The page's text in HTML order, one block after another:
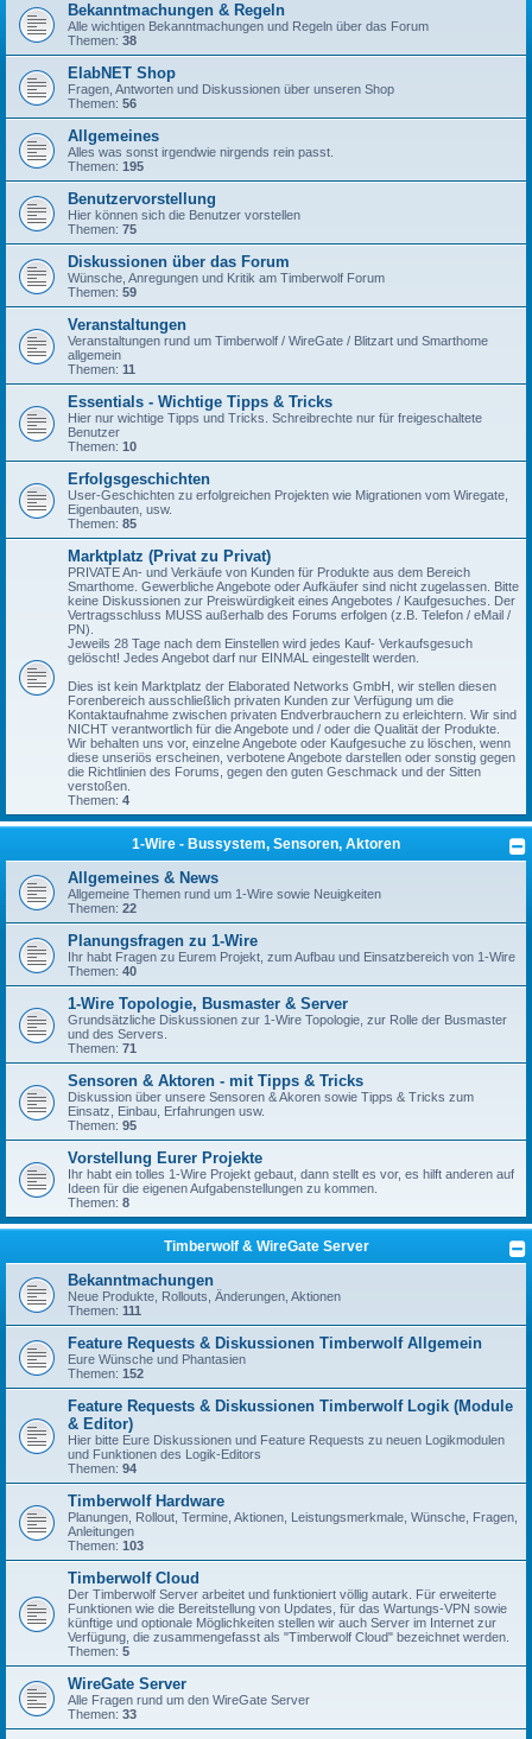
Bekanntmachungen & Regeln
Alle wichtigen Bekanntmachungen und Regeln über das Forum
Themen: 38
ElabNET Shop
Fragen, Antworten und Diskussionen über unseren Shop
Themen: 56
Allgemeines
Alles was sonst irgendwie nirgends rein passt.
Themen: 195
Benutzervorstellung
Hier können sich die Benutzer vorstellen
Themen: 75
Diskussionen über das Forum
Wünsche, Anregungen und Kritik am Timberwolf Forum
Themen: 59
Veranstaltungen
Veranstaltungen rund um Timberwolf / WireGate / Blitzart und Smarthome
allgemein
Themen: 11
Essentials - Wichtige Tipps & Tricks
Hier nur wichtige Tipps und Tricks. Schreibrechte nur für freigeschaltete
Benutzer
Themen: 10
Erfolgsgeschichten
User-Geschichten zu erfolgreichen Projekten wie Migrationen vom Wiregate,
Eigenbauten, usw.
Themen: 85
Marktplatz (Privat zu Privat)
PRIVATE An- und Verkäufe von Kunden für Produkte aus dem Bereich
Smarthome. Gewerbliche Angebote oder Aufkäufer sind nicht zugelassen. Bitte
keine Diskussionen zur Preiswürdigkeit eines Angebotes / Kaufgesuches. Der
Vertragsschluss MUSS außerhalb des Forums erfolgen (z.B. Telefon / eMail /
PN).
Jeweils 28 Tage nach dem Einstellen wird jedes Kauf- Verkaufsgesuch
gelöscht! Jedes Angebot darf nur EINMAL eingestellt werden.
Dies ist kein Marktplatz der Elaborated Networks GmbH, wir stellen diesen
Forenbereich ausschließlich privaten Kunden zur Verfügung um die
Kontaktaufnahme zwischen privaten Endverbrauchern zu erleichtern. Wir sind
NICHT verantwortlich für die Angebote und / oder die Qualität der Produkte.
Wir behalten uns vor, einzelne Angebote oder Kaufgesuche zu löschen, wenn
diese unseriös erscheinen, verbotene Angebote darstellen oder sonstig gegen
die Richtlinien des Forums, gegen den guten Geschmack und der Sitten
verstoßen.
Themen: 4
1-Wire - Bussystem, Sensoren, Aktoren
Allgemeines & News
Allgemeine Themen rund um 1-Wire sowie Neuigkeiten
Themen: 22
Planungsfragen zu 1-Wire
Ihr habt Fragen zu Eurem Projekt, zum Aufbau und Einsatzbereich von 1-Wire
Themen: 40
1-Wire Topologie, Busmaster & Server
Grundsätzliche Diskussionen zur 1-Wire Topologie, zur Rolle der Busmaster
und des Servers.
Themen: 71
Sensoren & Aktoren - mit Tipps & Tricks
Diskussion über unsere Sensoren & Akoren sowie Tipps & Tricks zum
Einsatz, Einbau, Erfahrungen usw.
Themen: 95
Vorstellung Eurer Projekte
Ihr habt ein tolles 1-Wire Projekt gebaut, dann stellt es vor, es hilft anderen auf
Ideen für die eigenen Aufgabenstellungen zu kommen.
Themen: 8
Timberwolf & WireGate Server
Bekanntmachungen
Neue Produkte, Rollouts, Änderungen, Aktionen
Themen: 111
Feature Requests & Diskussionen Timberwolf Allgemein
Eure Wünsche und Phantasien
Themen: 152
Feature Requests & Diskussionen Timberwolf Logik (Module
& Editor)
Hier bitte Eure Diskussionen und Feature Requests zu neuen Logikmodulen
und Funktionen des Logik-Editors
Themen: 94
Timberwolf Hardware
Planungen, Rollout, Termine, Aktionen, Leistungsmerkmale, Wünsche, Fragen,
Anleitungen
Themen: 103
Timberwolf Cloud
Der Timberwolf Server arbeitet und funktioniert völlig autark. Für erweiterte
Funktionen wie die Bereitstellung von Updates, für das Wartungs-VPN sowie
künftige und optionale Möglichkeiten stellen wir auch Server im Internet zur
Verfügung, die zusammengefasst als "Timberwolf Cloud" bezeichnet werden.
Themen: 5
WireGate Server
Alle Fragen rund um den WireGate Server
Themen: 33